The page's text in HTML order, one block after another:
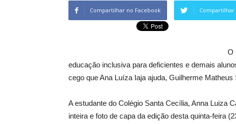
Compartilhar no Facebook
O
educação inclusiva para deficientes e demais
cego que Ana Luíza Iaja ajuda, Guilherme
A estudante do Colégio Santa Cecília, Anna Luiza
inteira e foto de capa da edição desta quinta-feira